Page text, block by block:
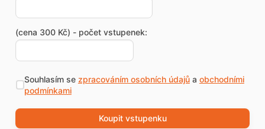
(cena 300 Kč) - počet vstupenek:
Souhlasím se zpracováním osobních údajůa obchodními
podmínkami
Koupit vstupenku